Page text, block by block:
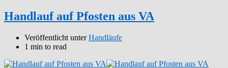
Handlauf auf Pfosten aus VA
Veröffentlicht unterHandläufe
1 min to read